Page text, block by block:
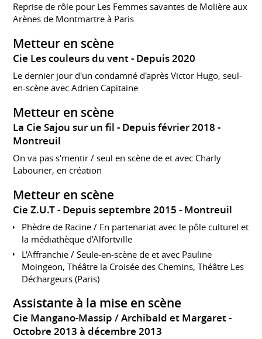
Reprise de rôle pour Les Femmes savantes de Molière aux
Arènes de Montmartre à Paris
Metteur en scène
Cie Les couleurs du vent Depuis 2020
Le dernier jour d'un condamné d'après Victor Hugo, seul-
en-scène avec Adrien Capitaine
Metteur en scène
La Cie Sajou sur un fil
Depuis février 2018
Montreuil
On va pas s'mentir / seul en scène de et avec Charly
Labourier, en création
Metteur en scène
Cie Z.U.T Depuis septembre 2015 Montreuil
Phèdre de Racine / En partenariat avec le pôle culturel et
la médiathèque d'Alfortville
L'Affranchie / Seule-en-scène de et avec Pauline
Moingeon, Théâtre la Croisée des Chemins, Théâtre Les
Déchargeurs (Paris)
Assistante à la mise en scène
Cie Mangano-Massip / Archibald et Margaret
Octobre 2013 à décembre 2013